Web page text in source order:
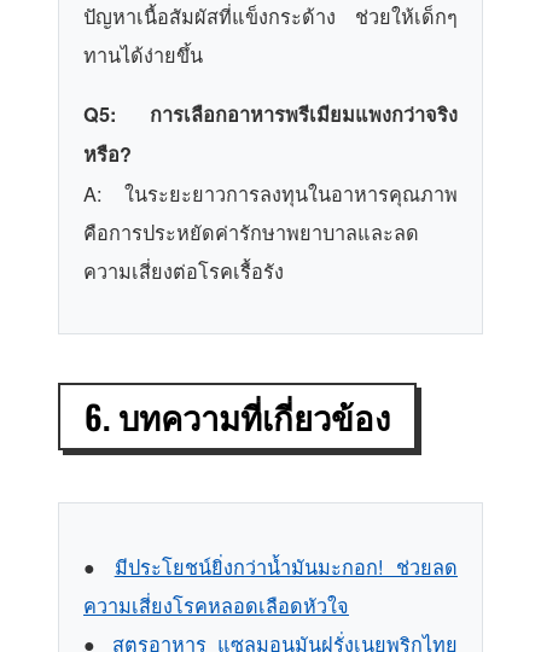
ปัญหาเนื้อสัมผัสที่แข็งกระด้าง ช่วยให้เด็กๆ
ทานได้ง่ายขึ้น
Q5: การเลือกอาหารพรีเมียมแพงกว่าจริง
หรือ?
A: ในระยะยาวการลงทุนในอาหารคุณภาพ
คือการประหยัดค่ารักษาพยาบาลและลด
ความเสี่ยงต่อโรคเรื้อรัง
6. บทความที่เกี่ยวข้อง
● มีประโยชน์ยิ่งกว่าน้ำมันมะกอก! ช่วยลด
ความเสี่ยงโรคหลอดเลือดหัวใจ
● สูตรอาหาร แซลมอนมันฝรั่งเนยพริกไทย